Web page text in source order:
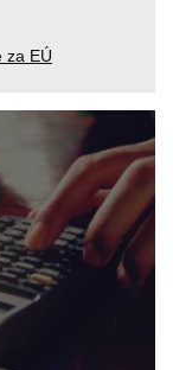
za EÚ